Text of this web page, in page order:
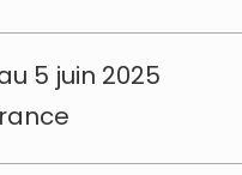
5 juin 2025